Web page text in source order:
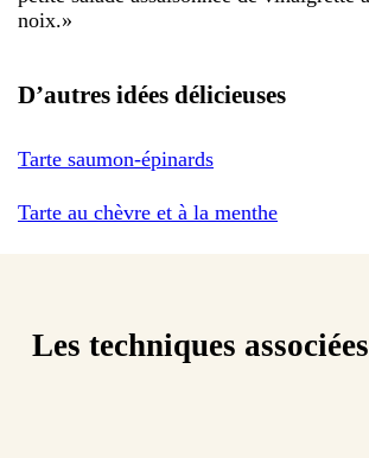
noix.»
D’autres idées délicieuses
Tarte saumon-épinards
Tarte au chèvre et à la menthe
Les techniques associées